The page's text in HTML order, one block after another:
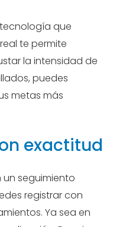
que
te permite
la intensidad de
puedes
metas más
exactitud
un seguimiento
registrar con
Ya sea en